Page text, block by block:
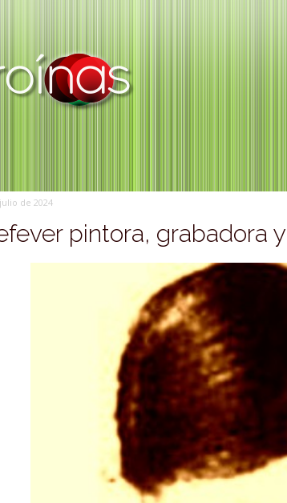
de 2024
pintora, grabadora